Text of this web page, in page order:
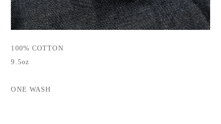
100% COTTON
9.5oz
ONE WASH